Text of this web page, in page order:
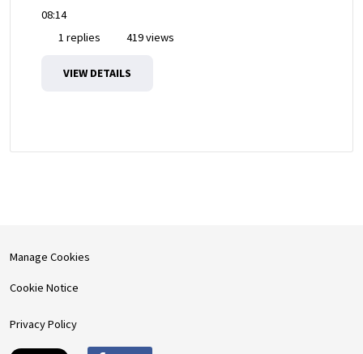
08:14
1 replies
419 views
VIEW DETAILS
Manage Cookies
Cookie Notice
Privacy Policy